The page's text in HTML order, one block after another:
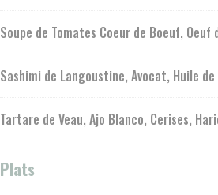
Soupe de Tomates Coeur de Boeuf,
Sashimi de Langoustine, Avocat, Huile
Tartare de Veau, Ajo Blanco, Cerises,
Plats